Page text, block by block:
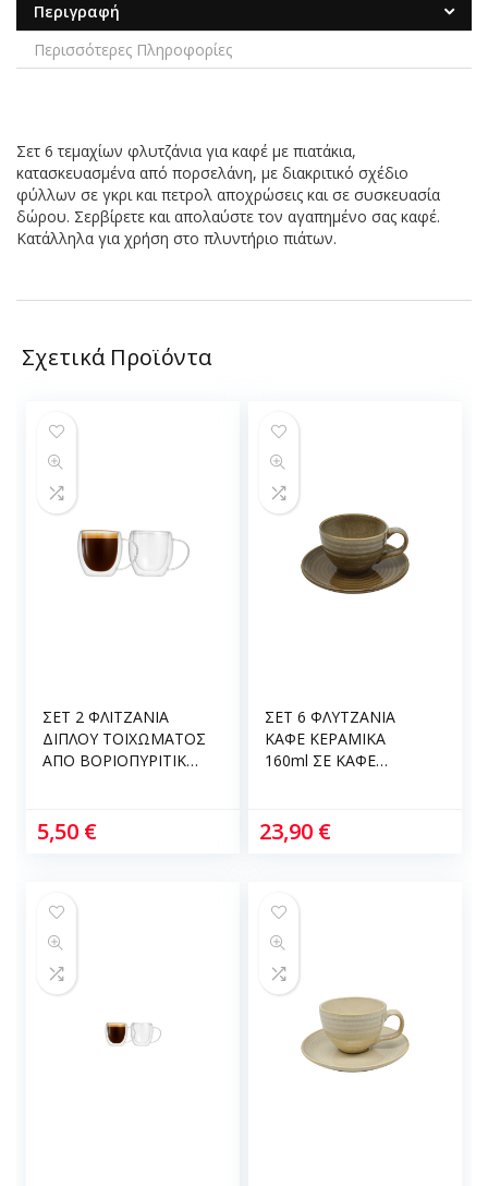
Περιγραφή
Περισσότερες Πληροφορίες
Σετ 6 τεμαχίων φλυτζάνια για καφέ με πιατάκια,
κατασκευασμένα από πορσελάνη, με διακριτικό σχέδιο
φύλλων σε γκρι και πετρολ αποχρώσεις και σε συσκευασία
δώρου. Σερβίρετε και απολαύστε τον αγαπημένο σας καφέ.
Κατάλληλα για χρήση στο πλυντήριο πιάτων.
Σχετικά Προϊόντα
ΣΕΤ 2 ΦΛΙΤΖΑΝΙΑ
ΔΙΠΛΟΥ ΤΟΙΧΩΜΑΤΟΣ
ΑΠΟ ΒΟΡΙΟΠΥΡΙΤΙΚΟ
5,50 €
ΣΕΤ 6 ΦΛΥΤΖΑΝΙΑ
ΚΑΦΕ ΚΕΡΑΜΙΚΑ
160ml ΣΕ ΚΑΦΕ
23,90 €